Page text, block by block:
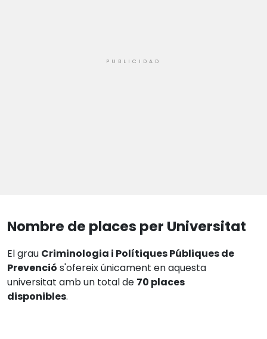
Nombre de places per Universitat
El grau Criminologia i Polítiques Públiques de
Prevenció s'ofereix únicament en aquesta
universitat amb un total de 70 places
disponibles.